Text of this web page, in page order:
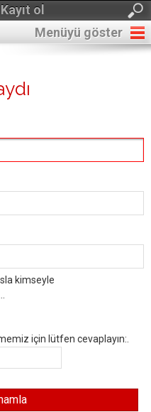
ol
Menüyü göster
kimseyle
için lütfen cevaplayın:.